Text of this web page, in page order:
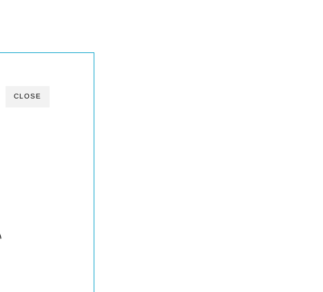
CLOSE